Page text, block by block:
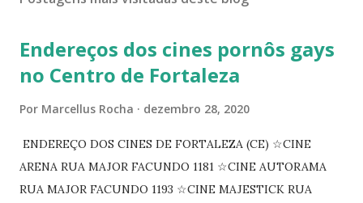
Endereços dos cines pornôs gays
no Centro de Fortaleza
Por Marcellus Rocha dezembro 28, 2020
ENDEREÇO DOS CINES DE FORTALEZA (CE) ☆CINE
ARENA RUA MAJOR FACUNDO 1181 ☆CINE AUTORAMA
RUA MAJOR FACUNDO 1193 ☆CINE MAJESTICK RUA